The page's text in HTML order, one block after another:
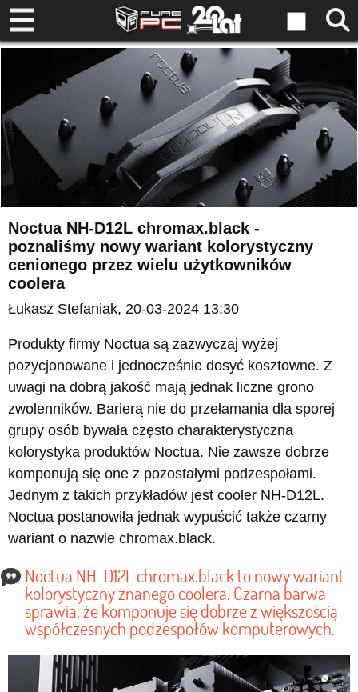
Noctua NH-D12L chromax.black -
poznaliśmy nowy wariant kolorystyczny
cenionego przez wielu użytkowników
coolera
Łukasz Stefaniak, 20-03-2024 13:30
Produkty firmy Noctua są zazwyczaj wyżej
pozycjonowane i jednocześnie dosyć kosztowne. Z
uwagi na dobrą jakość mają jednak liczne grono
zwolenników. Barierą nie do przełamania dla sporej
grupy osób bywała często charakterystyczna
kolorystyka produktów Noctua. Nie zawsze dobrze
komponują się one z pozostałymi podzespołami.
Jednym z takich przykładów jest cooler NH-D12L.
Noctua postanowiła jednak wypuścić także czarny
wariant o nazwie chromax.black.
Noctua NH-D12L chromax.black to nowy wariant
kolorystyczny znanego coolera. Czarna barwa
sprawia, że komponuje się dobrze z większością
współczesnych podzespołów komputerowych.